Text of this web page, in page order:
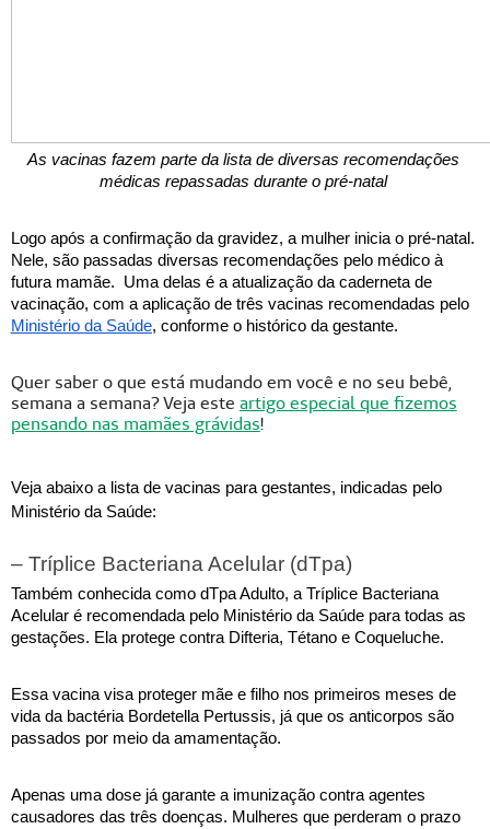
As vacinas fazem parte da lista de diversas recomendações
médicas repassadas durante o pré-natal
Logo após a confirmação da gravidez, a mulher inicia o pré-natal.
Nele, são passadas diversas recomendações pelo médico à
futura mamãe. Uma delas é a atualização da caderneta de
vacinação, com a aplicação de três vacinas recomendadas pelo
Ministério da Saúde, conforme o histórico da gestante.
Quer saber o que está mudando em você e no seu bebê,
semana a semana? Veja este artigo especial que fizemos
pensando nas mamães grávidas!
Veja abaixo a lista de vacinas para gestantes, indicadas pelo
Ministério da Saúde:
– Tríplice Bacteriana Acelular (dTpa)
Também conhecida como dTpa Adulto, a Tríplice Bacteriana
Acelular é recomendada pelo Ministério da Saúde para todas as
gestações. Ela protege contra Difteria, Tétano e Coqueluche.
Essa vacina visa proteger mãe e filho nos primeiros meses de
vida da bactéria Bordetella Pertussis, já que os anticorpos são
passados por meio da amamentação.
Apenas uma dose já garante a imunização contra agentes
causadores das três doenças. Mulheres que perderam o prazo